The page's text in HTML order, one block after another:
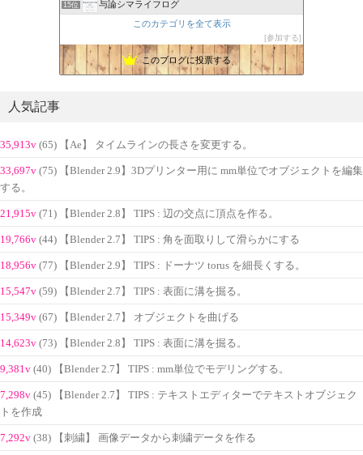
15位 与論シマライフログ
このカテゴリを全て表示
参加する
このブログに投票する
人気記事
35,913v (65) 【Ae】 タイムラインの長さを変更する。
33,697v (75) 【Blender 2.9】3Dプリンター用に mm単位でオブジェクトを編集
する。
21,915v (71) 【Blender 2.8】 TIPS : 辺の交点に頂点を作る。
19,766v (44) 【Blender 2.7】 TIPS : 角を面取りして滑らかにする
18,956v (77) 【Blender 2.9】 TIPS : ドーナツ torus を細長くする。
15,547v (59) 【Blender 2.7】 TIPS : 表面に溝を掘る。
15,349v (67) 【Blender 2.7】 オブジェクトを曲げる
14,623v (73) 【Blender 2.8】 TIPS : 表面に溝を掘る。
9,381v (40) 【Blender 2.7】 TIPS : mm単位でモデリングする。
7,298v (45) 【Blender 2.7】 TIPS : テキストエディターでテキストオブジェク
トを作成
7,292v (38) 【刺繍】 画像データから刺繍データを作る